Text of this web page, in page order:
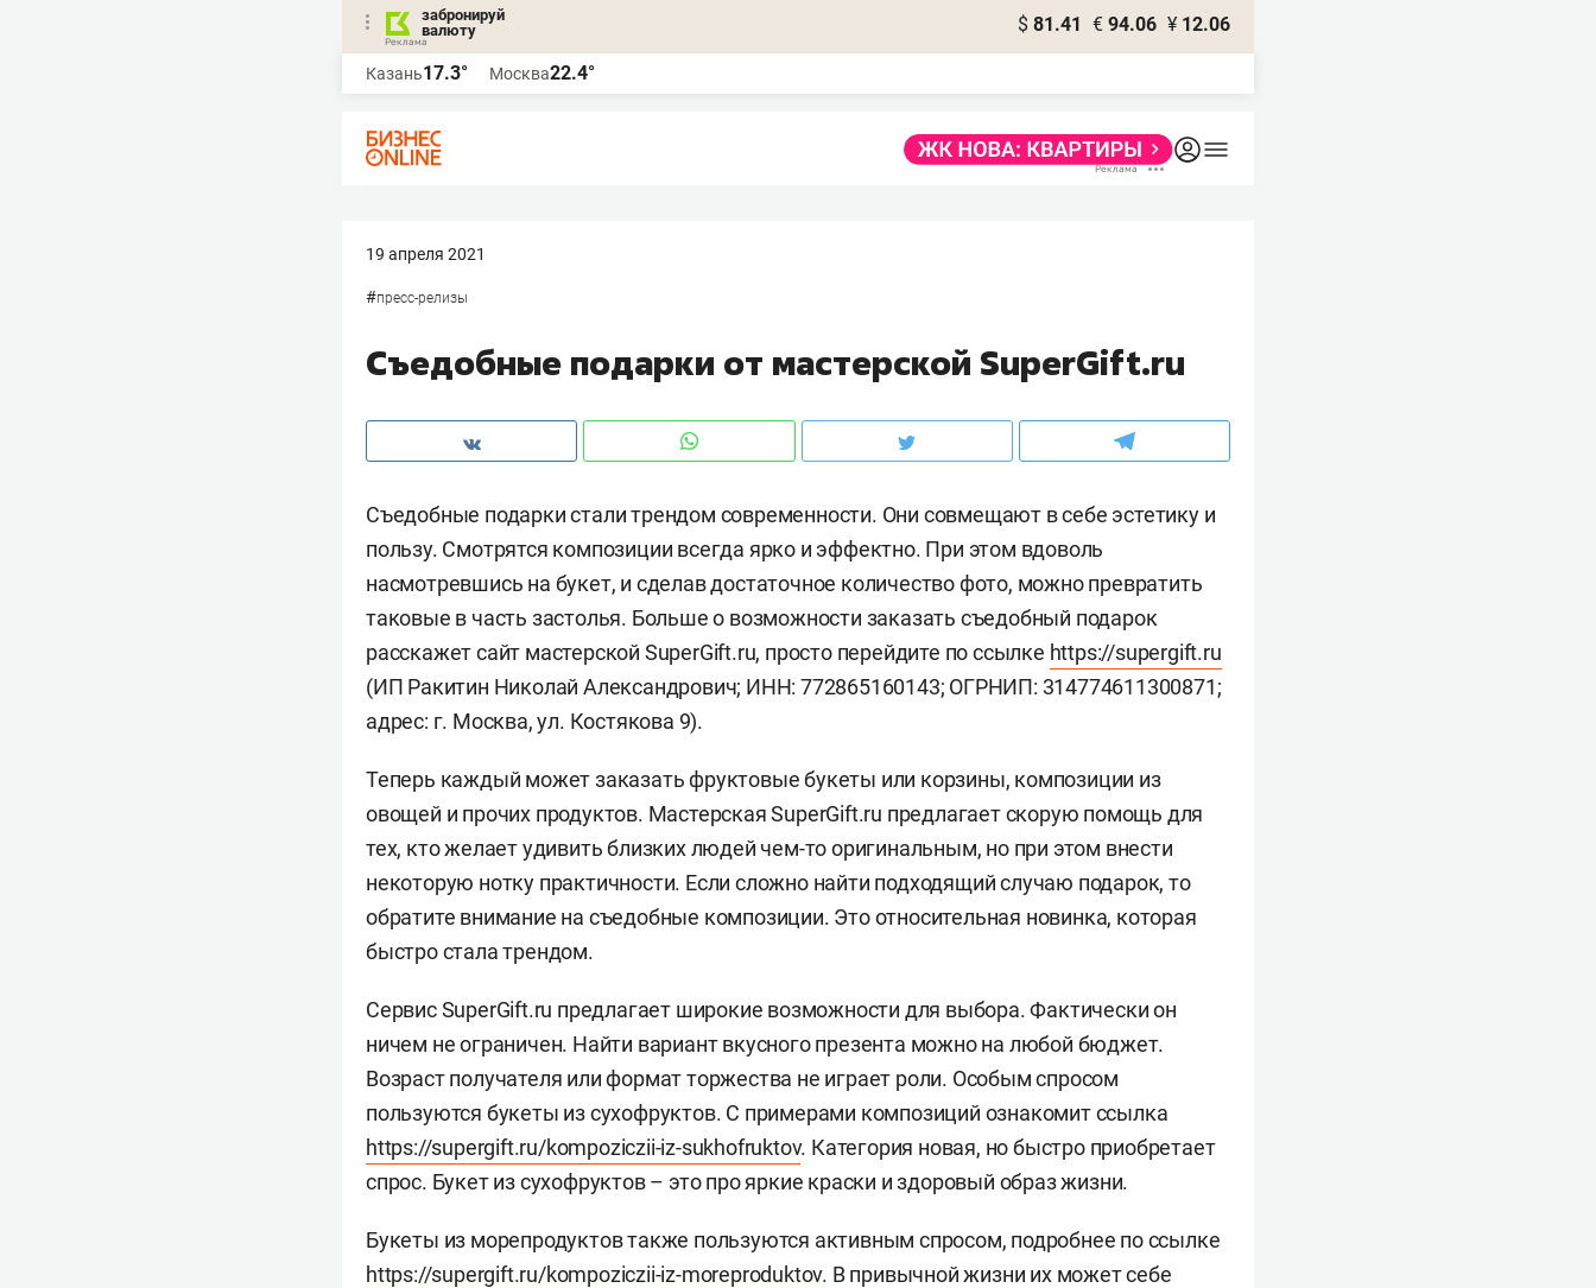
забронируй
валюту
$ 81.41 € 94.06 ¥ 12.06
Казань17.3° Москва22.4°
19 апреля 2021
#пресс-релизы
Съедобные подарки от мастерской SuperGift.ru
Съедобные подарки стали трендом современности. Они совмещают в себе эстетику и
пользу. Смотрятся композиции всегда ярко и эффектно. При этом вдоволь
насмотревшись на букет, и сделав достаточное количество фото, можно превратить
таковые в часть застолья. Больше о возможности заказать съедобный подарок
расскажет сайт мастерской SuperGift.ru, просто перейдите по ссылке https://supergift.ru
(ИП Ракитин Николай Александрович; ИНН: 772865160143; ОГРНИП: 314774611300871;
адрес: г. Москва, ул. Костякова 9).
Теперь каждый может заказать фруктовые букеты или корзины, композиции из
овощей и прочих продуктов. Мастерская SuperGift.ru предлагает скорую помощь для
тех, кто желает удивить близких людей чем-то оригинальным, но при этом внести
некоторую нотку практичности. Если сложно найти подходящий случаю подарок, то
обратите внимание на съедобные композиции. Это относительная новинка, которая
быстро стала трендом.
Сервис SuperGift.ru предлагает широкие возможности для выбора. Фактически он
ничем не ограничен. Найти вариант вкусного презента можно на любой бюджет.
Возраст получателя или формат торжества не играет роли. Особым спросом
пользуются букеты из сухофруктов. С примерами композиций ознакомит ссылка
https://supergift.ru/kompoziczii-iz-sukhofruktov. Категория новая, но быстро приобретает
спрос. Букет из сухофруктов – это про яркие краски и здоровый образ жизни.
Букеты из морепродуктов также пользуются активным спросом, подробнее по ссылке
https://supergift.ru/kompoziczii-iz-moreproduktov. В привычной жизни их может себе